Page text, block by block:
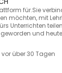
für.Sie
möchten, mit
Unterrichten
und
über 30 Tagen